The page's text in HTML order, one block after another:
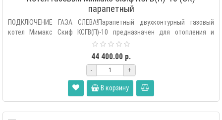
парапетный
ПОДКЛЮЧЕНИЕ ГАЗА СЛЕВА!Парапетный двухконтурный газовый
котел Мимакс Скиф КСГВ(П)-10 предназначен для отопления и
44 400.00 р.
- +
В корзину